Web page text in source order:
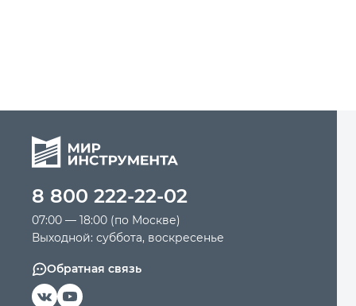
8 800 222-22-02
07:00 — 18:00 (по Москве)
Выходной: суббота, воскресенье
Обратная связь